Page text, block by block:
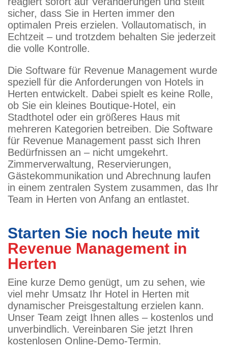
sicher, dass Sie in Herten immer den
optimalen Preis erzielen. Vollautomatisch, in
Echtzeit – und trotzdem behalten Sie jederzeit
die volle Kontrolle.
Die Software für Revenue Management wurde
speziell für die Anforderungen von Hotels in
Herten entwickelt. Dabei spielt es keine Rolle,
ob Sie ein kleines Boutique-Hotel, ein
Stadthotel oder ein größeres Haus mit
mehreren Kategorien betreiben. Die Software
für Revenue Management passt sich Ihren
Bedürfnissen an – nicht umgekehrt.
Zimmerverwaltung, Reservierungen,
Gästekommunikation und Abrechnung laufen
in einem zentralen System zusammen, das Ihr
Team in Herten von Anfang an entlastet.
Starten Sie noch heute mit
Revenue Management in
Herten
Eine kurze Demo genügt, um zu sehen, wie
viel mehr Umsatz Ihr Hotel in Herten mit
dynamischer Preisgestaltung erzielen kann.
Unser Team zeigt Ihnen alles – kostenlos und
unverbindlich. Vereinbaren Sie jetzt Ihren
kostenlosen Online-Demo-Termin.